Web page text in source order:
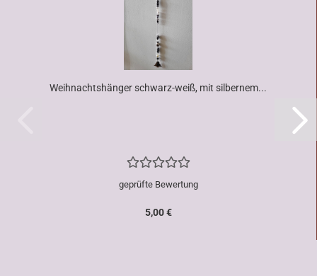
Weihnachtshänger schwarz-weiß, mit silbernem...
geprüfte Bewertung
5,00 €